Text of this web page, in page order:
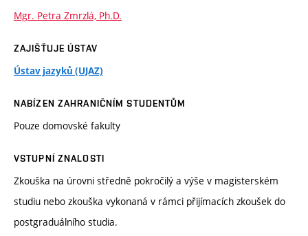
Mgr. Petra Zmrzlá, Ph.D.
ZAJIŠŤUJE ÚSTAV
Ústav jazyků (UJAZ)
NABÍZEN ZAHRANIČNÍM STUDENTŮM
Pouze domovské fakulty
VSTUPNÍ ZNALOSTI
Zkouška na úrovni středně pokročilý a výše v magisterském
studiu nebo zkouška vykonaná v rámci přijímacích zkoušek do
postgraduálního studia.